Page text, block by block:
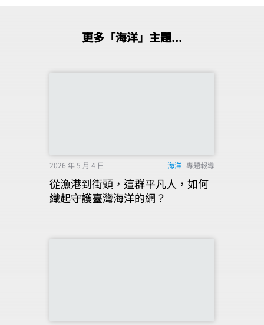
更多「海洋」主題...
2026 年 5 月 4 日 海洋 專題報導
從漁港到街頭，這群平凡人，如何
織起守護臺灣海洋的網？